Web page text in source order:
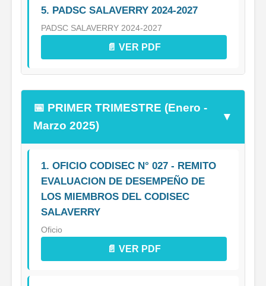
5. PADSC SALAVERRY 2024-2027
PADSC SALAVERRY 2024-2027
📄 VER PDF
📅 PRIMER TRIMESTRE (Enero -
Marzo 2025)
▼
1. OFICIO CODISEC N° 027 - REMITO
EVALUACION DE DESEMPEÑO DE
LOS MIEMBROS DEL CODISEC
SALAVERRY
Oficio
📄 VER PDF